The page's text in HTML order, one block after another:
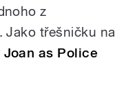
z
Jako třešničku na
Joan as Police